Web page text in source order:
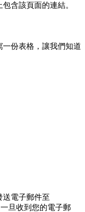
含該頁面的連結。
份表格，讓我們知道
送電子郵件至
一旦收到您的電子郵